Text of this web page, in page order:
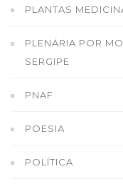
PLANTAS
PLENÁRIA POR
SERGIPE
PNAF
POESIA
POLÍTICA